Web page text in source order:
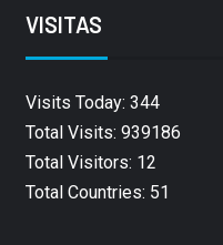
VISITAS
Visits Today: 344
Total Visits: 939186
Total Visitors: 12
Total Countries: 51